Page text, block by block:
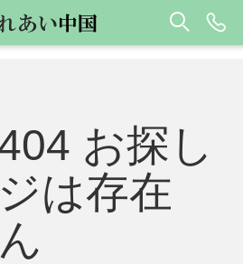
お探し
は存在